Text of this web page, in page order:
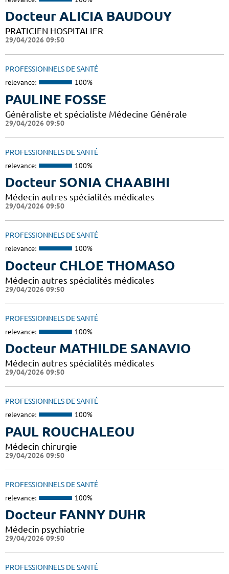
Docteur ALICIA BAUDOUY
PRATICIEN HOSPITALIER
29/04/2026 09:50
PROFESSIONNELS DE SANTÉ
relevance: 100%
PAULINE FOSSE
Généraliste et spécialiste Médecine Générale
29/04/2026 09:50
PROFESSIONNELS DE SANTÉ
relevance: 100%
Docteur SONIA CHAABIHI
Médecin autres spécialités médicales
29/04/2026 09:50
PROFESSIONNELS DE SANTÉ
relevance: 100%
Docteur CHLOE THOMASO
Médecin autres spécialités médicales
29/04/2026 09:50
PROFESSIONNELS DE SANTÉ
relevance: 100%
Docteur MATHILDE SANAVIO
Médecin autres spécialités médicales
29/04/2026 09:50
PROFESSIONNELS DE SANTÉ
relevance: 100%
PAUL ROUCHALEOU
Médecin chirurgie
29/04/2026 09:50
PROFESSIONNELS DE SANTÉ
relevance: 100%
Docteur FANNY DUHR
Médecin psychiatrie
29/04/2026 09:50
PROFESSIONNELS DE SANTÉ